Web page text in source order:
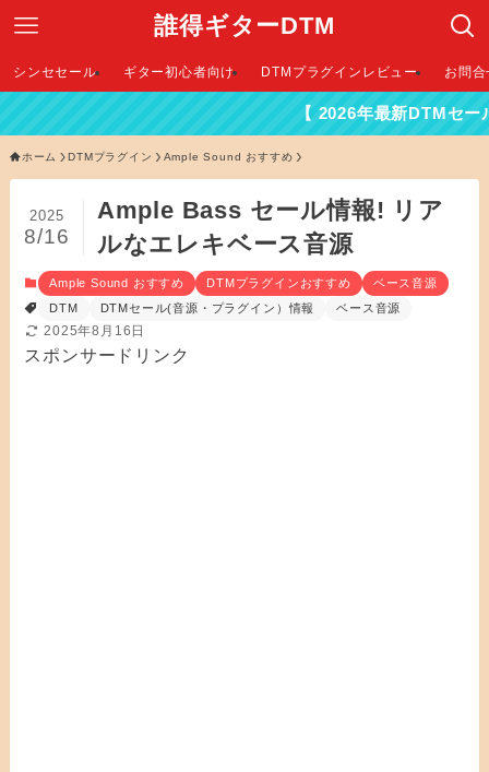
誰得ギターDTM
シンセセール ギター初心者向け DTMプラグインレビュー お問
【 2026年最新DTMセール情報はこち
ホーム DTMプラグイン Ample Sound おすすめ
Ample Bass セール情報! リア
ルなエレキベース音源
2025
8/16
Ample Sound おすすめ DTMプラグインおすすめ
ベース音源
DTM
DTMセール(音源・プラグイン）情報 ベース音源
2025年8月16日
スポンサードリンク